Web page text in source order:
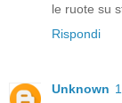
le ruote su
Rispondi
Unknown